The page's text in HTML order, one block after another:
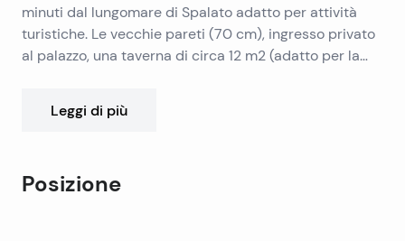
minuti dal lungomare di Spalato adatto per attività
turistiche. Le vecchie pareti (70 cm), ingresso privato
al palazzo, una taverna di circa 12 m2 (adatto per la
ristrutturato nel 1990.
Leggi di più
Posizione